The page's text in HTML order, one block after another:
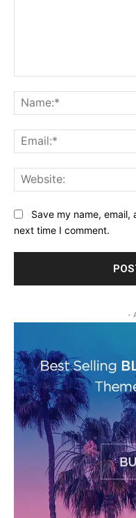
Save my name,
next time I comment.
-